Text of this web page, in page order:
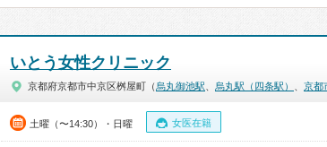
いとう女性クリニック
京都府京都市中京区桝屋町（烏丸御池駅 烏丸駅（四条駅） 京都
土曜（〜14:30）・日曜 女医在籍